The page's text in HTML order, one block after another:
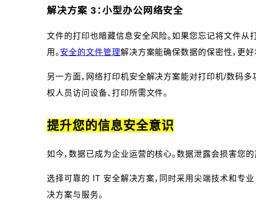
解决方案 3：小型办公网络安全
文件的打印也暗藏信息安全风险。如果您忘记将文件从
用。 安全的文件管理解决方案能确保数据的保密性，更
另一方面，网络打印机安全解决方案能对打印机/数码
权人员访问设备、打印所需文件。
提升您的信息安全意识
如今，数据已成为企业运营的核心。数据泄露会损害您
选择可靠的 IT 安全解决方案，同时采用尖端技术和专
决方案与服务。